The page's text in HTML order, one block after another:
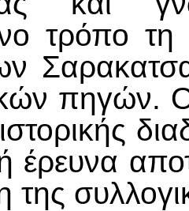
τρόπο τη
πηγών.
έρευνα
της